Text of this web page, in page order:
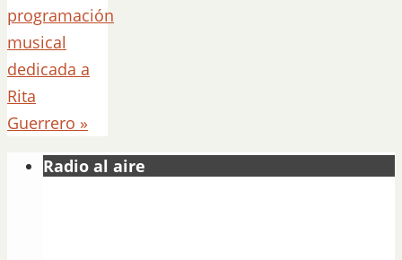
programación
musical
dedicada a
Rita
Guerrero »
Radio al aire